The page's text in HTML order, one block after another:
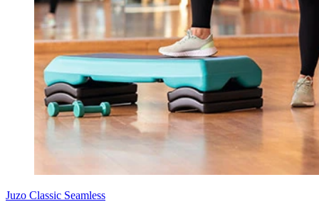
Juzo Classic Seamless